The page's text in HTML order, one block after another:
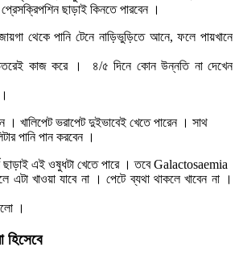
ছাড়াই কিনতে পারবেন ।
থেকে পানি টেনে নাড়িভুড়িতে আনে, ফলে পায়খানে
কাজ করে । ৪/৫ দিনে কোন উন্নতি না দেখেন
। খালিপেট ভরাপেট দুইভাবেই খেতে পারেন । সাথ
পানি পান করবেন ।
ছাড়াই এই ওষুধটা খেতে পারে । তবে Galactosaemia
এটা খাওয়া যাবে না । পেটে ব্যথা থাকলে খাবেন না ।
।
হিসেবে